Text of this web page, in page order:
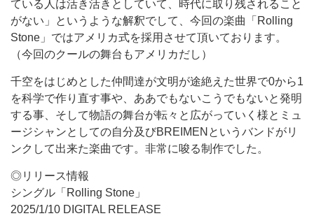
ている人は活き活きとしていて、時代に取り残されること
がない」というような解釈でして、今回の楽曲「Rolling
Stone」ではアメリカ式を採用させて頂いております。
（今回のクールの舞台もアメリカだし）
千空をはじめとした仲間達が文明が途絶えた世界で0から1
を科学で作り直す事や、ああでもないこうでもないと発明
する事、そして物語の舞台が転々と広がっていく様とミュ
ージシャンとしての自分及びBREIMENというバンドがリ
ンクして出来た楽曲です。非常に唆る制作でした。
◎リリース情報
シングル「Rolling Stone」
2025/1/10 DIGITAL RELEASE